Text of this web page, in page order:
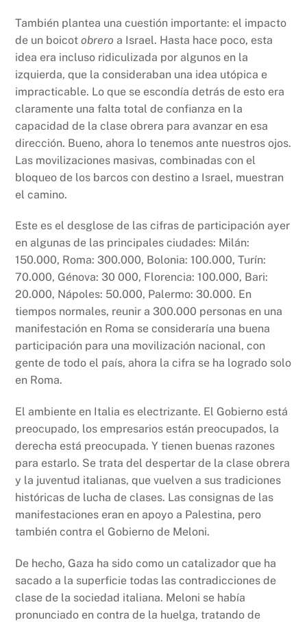
También plantea una cuestión importante: el impacto
de un boicotobrero a Israel. Hasta hace poco, esta
idea era incluso ridiculizada por algunos en la
izquierda, que la consideraban una idea utópica e
impracticable. Lo que se escondía detrás de esto era
claramente una falta total de confianza en la
capacidad de la clase obrera para avanzar en esa
dirección. Bueno, ahora lo tenemos ante nuestros ojos.
Las movilizaciones masivas, combinadas con el
bloqueo de los barcos con destino a Israel, muestran
el camino.
Este es el desglose de las cifras de participación ayer
en algunas de las principales ciudades: Milán:
150.000, Roma: 300.000, Bolonia: 100.000, Turín:
70.000, Génova: 30 000, Florencia: 100.000, Bari:
20.000, Nápoles: 50.000, Palermo: 30.000. En
tiempos normales, reunir a 300.000 personas en una
manifestación en Roma se consideraría una buena
participación para una movilización nacional, con
gente de todo el país, ahora la cifra se ha logrado solo
en Roma.
El ambiente en Italia es electrizante. El Gobierno está
preocupado, los empresarios están preocupados, la
derecha está preocupada. Y tienen buenas razones
para estarlo. Se trata del despertar de la clase obrera
y la juventud italianas, que vuelven a sus tradiciones
históricas de lucha de clases. Las consignas de las
manifestaciones eran en apoyo a Palestina, pero
también contra el Gobierno de Meloni.
De hecho, Gaza ha sido como un catalizador que ha
sacado a la superficie todas las contradicciones de
clase de la sociedad italiana. Meloni se había
pronunciado en contra de la huelga, tratando de